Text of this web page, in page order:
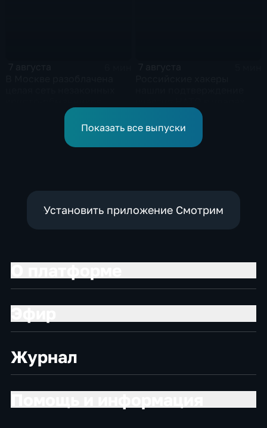
Показать все выпуски
Установить приложение Смотрим
Журнал